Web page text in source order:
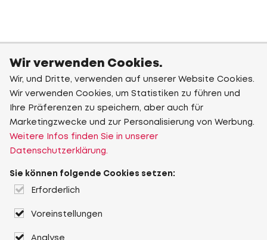
Wir verwenden Cookies.
Wir, und Dritte, verwenden auf unserer Website Cookies.
Wir verwenden Cookies, um Statistiken zu führen und
Ihre Präferenzen zu speichern, aber auch für
Marketingzwecke und zur Personalisierung von Werbung.
Weitere Infos finden Sie in unserer
Datenschutzerklärung.
Sie können folgende Cookies setzen:
Erforderlich
Voreinstellungen
Analyse